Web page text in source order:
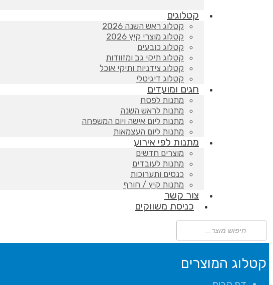
קטלוגים
קטלוג ראש השנה 2026
קטלוג מוצרי קיץ 2026
קטלוג כובעים
קטלוג תיקי גב ומזוודות
קטלוג צידניות ותיקי אוכל
קטלוג דיגיטלי
חגים ומועדים
מתנות לפסח
מתנות לראש השנה
מתנות ליום אישה ויום המשפחה
מתנות ליום העצמאות
מתנות לפי אירוע
מוצרים חדשים
מתנות לעובדים
כנסים ותערוכות
מתנות קיץ / חורף
צור קשר
כניסת משווקים
Products
search
קטלוג המוצרים